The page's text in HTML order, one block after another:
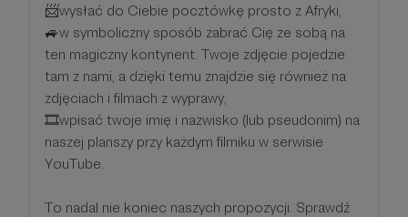
📨wysłać do Ciebie pocztówkę prosto z Afryki,
🚙w symboliczny sposób zabrać Cię ze sobą na
ten magiczny kontynent. Twoje zdjęcie pojedzie
tam z nami, a dzięki temu znajdzie się również na
zdjęciach i filmach z wyprawy,
🎞wpisać twoje imię i nazwisko (lub pseudonim) na
naszej planszy przy każdym filmiku w serwisie
YouTube.
To nadal nie koniec naszych propozycji. Sprawdź